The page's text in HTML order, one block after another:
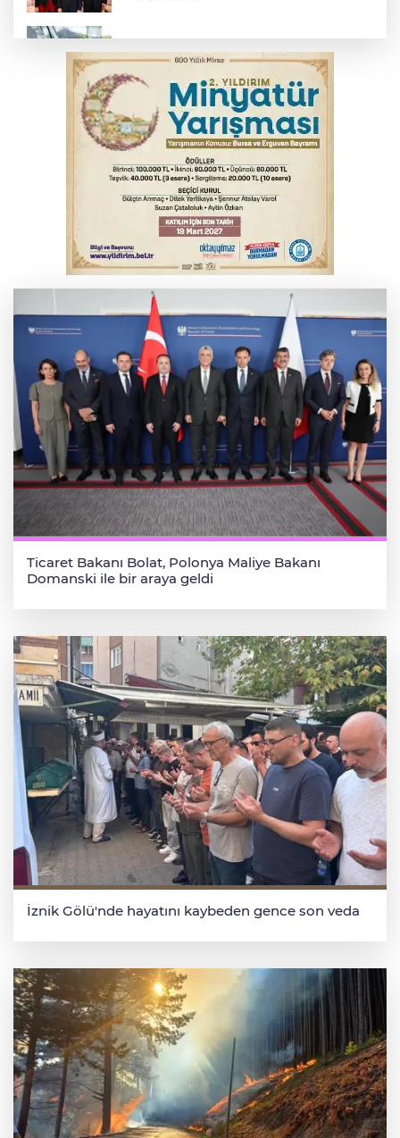
yansıyacak mı?
YENİ Parti Genel Başkanı Özel'den
Çerçeve Yasa yorumu
Serbest piyasada döviz fiyatları
Serbest piyasada altın fiyatları...
Ticaret Bakanı Bolat, Polonya Maliye Bakanı
Domanski ile bir araya geldi
İznik Gölü'nde hayatını kaybeden gence son veda